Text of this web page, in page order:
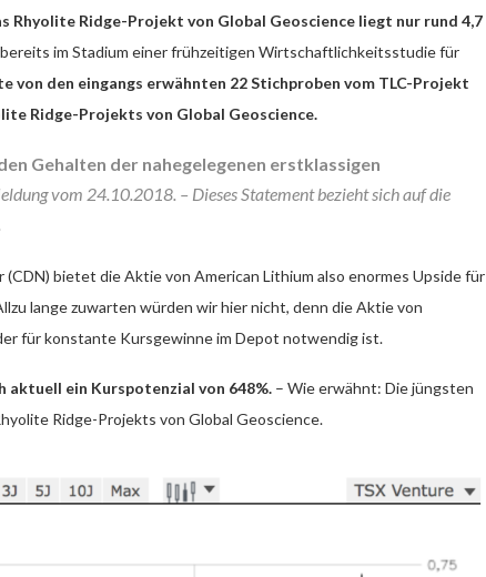
Rhyolite Ridge-Projekt von Global Geoscience liegt nur rund 4,7
im Stadium einer frühzeitigen Wirtschaftlichkeitsstudie für
von den eingangs erwähnten 22 Stichproben vom TLC-Projekt
Ridge-Projekts von Global Geoscience.
Gehalten der nahegelegenen erstklassigen
vom 24.10.2018. – Dieses Statement bezieht sich auf die
bietet die Aktie von American Lithium also enormes Upside für
lange zuwarten würden wir hier nicht, denn die Aktie von
für konstante Kursgewinne im Depot notwendig ist.
aktuell ein Kurspotenzial von 648%. – Wie erwähnt: Die jüngsten
Ridge-Projekts von Global Geoscience.